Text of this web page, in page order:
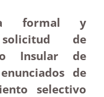
formal y
de
Insular de
de
selectivo